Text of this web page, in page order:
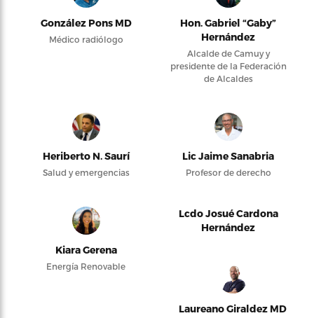
González Pons MD
Médico radiólogo
Hon. Gabriel “Gaby”
Hernández
Alcalde de Camuy y
presidente de la Federación
de Alcaldes
Heriberto N. Saurí
Salud y emergencias
Lic Jaime Sanabria
Profesor de derecho
Kiara Gerena
Energía Renovable
Lcdo Josué Cardona
Hernández
Laureano Giraldez MD